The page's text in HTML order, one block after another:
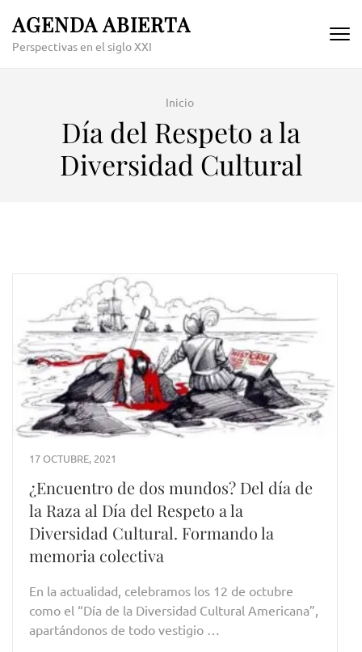
content
AGENDA ABIERTA
Perspectivas en el siglo XXI
Inicio
Día del Respeto a la
Diversidad Cultural
17 OCTUBRE, 2021
¿Encuentro de dos mundos? Del día de
la Raza al Día del Respeto a la
Diversidad Cultural. Formando la
memoria colectiva
En la actualidad, celebramos los 12 de octubre
como el “Día de la Diversidad Cultural Americana”,
apartándonos de todo vestigio …